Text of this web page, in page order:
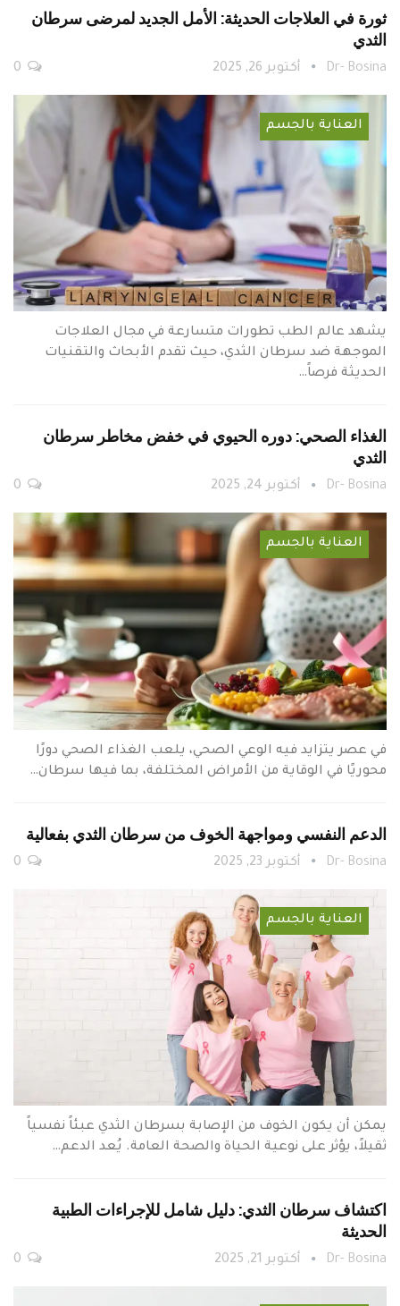
ثورة في العلاجات الحديثة: الأمل الجديد لمرضى سرطان
الثدي
Dr- Bosina أكتوبر 26, 2025
العناية بالجسم
يشهد عالم الطب تطورات متسارعة في مجال العلاجات
الموجهة ضد سرطان الثدي، حيث تقدم الأبحاث والتقنيات
الحديثة فرصاً…
الغذاء الصحي: دوره الحيوي في خفض مخاطر سرطان
الثدي
Dr- Bosina أكتوبر 24, 2025
العناية بالجسم
في عصر يتزايد فيه الوعي الصحي، يلعب الغذاء الصحي دورًا
محوريًا في الوقاية من الأمراض المختلفة، بما فيها سرطان…
الدعم النفسي ومواجهة الخوف من سرطان الثدي بفعالية
Dr- Bosina أكتوبر 23, 2025
العناية بالجسم
يمكن أن يكون الخوف من الإصابة بسرطان الثدي عبئاً نفسياً
ثقيلاً، يؤثر على نوعية الحياة والصحة العامة. يُعد الدعم…
اكتشاف سرطان الثدي: دليل شامل للإجراءات الطبية
الحديثة
Dr- Bosina أكتوبر 21, 2025